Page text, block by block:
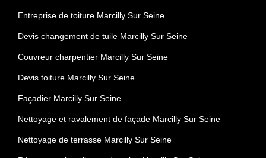
Entreprise de toiture Marcilly Sur Seine
Devis changement de tuile Marcilly Sur Seine
Couvreur charpentier Marcilly Sur Seine
Devis toiture Marcilly Sur Seine
Façadier Marcilly Sur Seine
Nettoyage et ravalement de façade Marcilly Sur Seine
Nettoyage de terrasse Marcilly Sur Seine